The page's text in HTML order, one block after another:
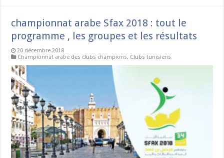
championnat arabe Sfax 2018 : tout le
programme , les groupes et les résultats
20 décembre 2018
Championnat arabe des clubs champions, Clubs tunisiens